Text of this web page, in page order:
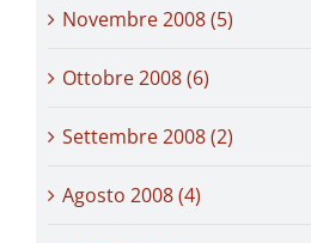
Novembre 2008 (5)
Ottobre 2008 (6)
Settembre 2008 (2)
Agosto 2008 (4)